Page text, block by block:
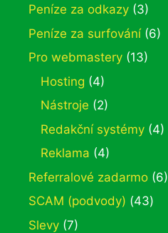
Peníze za odkazy (3)
Peníze za surfování(6)
Pro webmastery (13)
Hosting (4)
Nástroje (2)
Redakční systémy (4)
Reklama (4)
Referralové zadarmo (6)
SCAM (podvody) (43)
Slevy (7)